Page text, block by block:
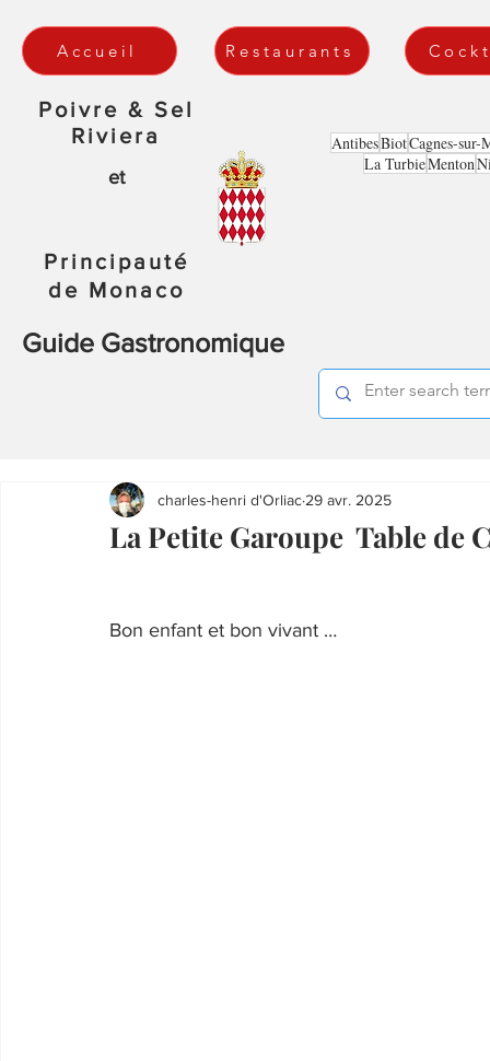
Accueil Restaurants
Poivre & Sel
Riviera
et
Principauté
de Monaco
Guide Gastronomique
AntibesBiotCagnes-sur-
La TurbieMenton
La Petite Garoupe Table de
charles-henri d'Orliac 29 avr. 2025
Bon enfant et bon vivant …